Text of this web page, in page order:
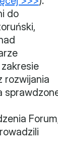
do
rozwijania